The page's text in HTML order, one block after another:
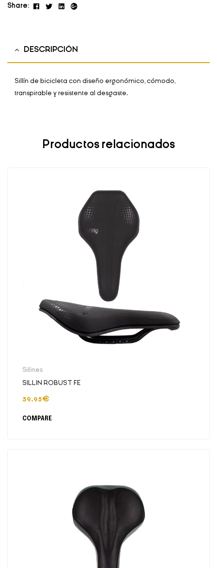
Share:
Facebook
TwitterLinkedin
Google+
DESCRIPCIÓN
Sillín de bicicleta con diseño ergonómico, cómodo,
transpirable y resistente al desgaste.
Productos relacionados
Sillines
SILLIN ROBUST FE
39.95€
COMPARE